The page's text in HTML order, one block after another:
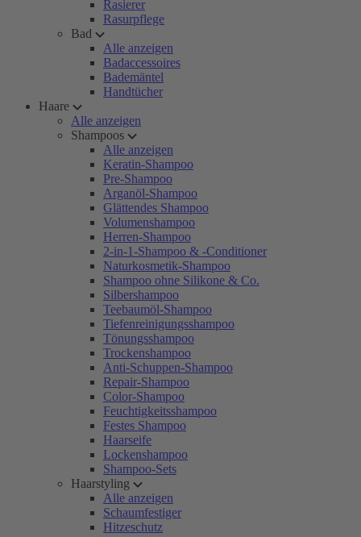
Rasierer
Rasurpflege
Bad
Alle anzeigen
Badaccessoires
Bademäntel
Handtücher
Haare
Alle anzeigen
Shampoos
Alle anzeigen
Keratin-Shampoo
Pre-Shampoo
Arganöl-Shampoo
Glättendes Shampoo
Volumenshampoo
Herren-Shampoo
2-in-1-Shampoo & -Conditioner
Naturkosmetik-Shampoo
Shampoo ohne Silikone & Co.
Silbershampoo
Teebaumöl-Shampoo
Tiefenreinigungsshampoo
Tönungsshampoo
Trockenshampoo
Anti-Schuppen-Shampoo
Repair-Shampoo
Color-Shampoo
Feuchtigkeitsshampoo
Festes Shampoo
Haarseife
Lockenshampoo
Shampoo-Sets
Haarstyling
Alle anzeigen
Schaumfestiger
Hitzeschutz